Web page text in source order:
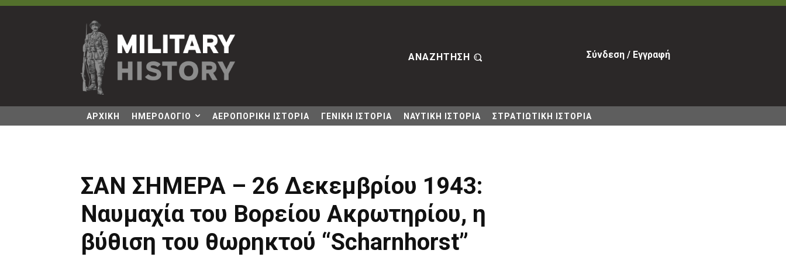
ΑΝΑΖΗΤΗΣΗ Σύνδεση / Εγγραφή
ΑΡΧΙΚΗ ΗΜΕΡΟΛΟΓΙΟ ΑΕΡΟΠΟΡΙΚΗ ΙΣΤΟΡΙΑ ΓΕΝΙΚΗ ΙΣΤΟΡΙΑ ΝΑΥΤΙΚΗ ΙΣΤΟΡΙΑ ΣΤΡΑΤΙΩΤΙΚΗ ΙΣΤΟΡΙΑ
ΣΑΝ ΣΗΜΕΡΑ – 26 Δεκεμβρίου 1943:
Ναυμαχία του Βορείου Ακρωτηρίου, η
βύθιση του θωρηκτού “Scharnhorst”